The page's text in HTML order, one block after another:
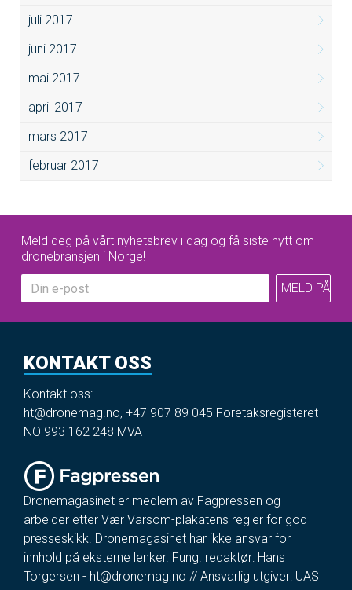
juli 2017
juni 2017
mai 2017
april 2017
mars 2017
februar 2017
Meld deg på vårt nyhetsbrev i dag og få siste nytt om
dronebransjen i Norge!
KONTAKT OSS
Kontakt oss:
ht@dronemag.no, +47 907 89 045 Foretaksregisteret
NO 993 162 248 MVA
Dronemagasinet er medlem av Fagpressen og
arbeider etter Vær Varsom-plakatens regler for god
presseskikk. Dronemagasinet har ikke ansvar for
innhold på eksterne lenker. Fung. redaktør: Hans
Torgersen - ht@dronemag.no // Ansvarlig utgiver: UAS